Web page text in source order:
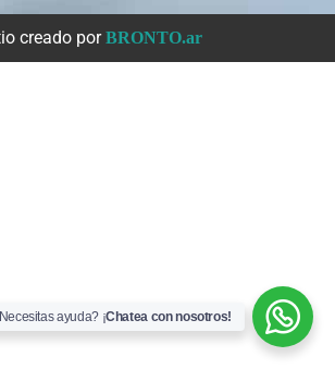
creado porBRONTO.ar
ayuda? ¡Chatea con nosotros!